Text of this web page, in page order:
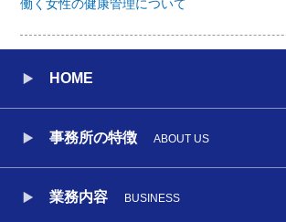
働く女性の健康管理について
HOME
事務所の特徴 ABOUT US
業務内容 BUSINESS